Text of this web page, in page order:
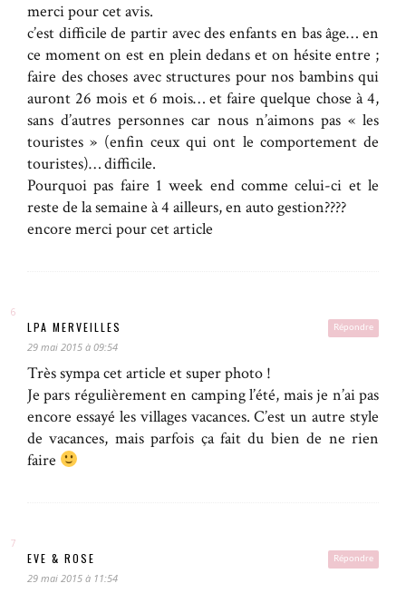
merci pour cet avis.
c’est difficile de partir avec des enfants en bas âge… en
ce moment on est en plein dedans et on hésite entre ;
faire des choses avec structures pour nos bambins qui
auront 26 mois et 6 mois… et faire quelque chose à 4,
sans d’autres personnes car nous n’aimons pas « les
touristes » (enfin ceux qui ont le comportement de
touristes)… difficile.
Pourquoi pas faire 1 week end comme celui-ci et le
reste de la semaine à 4 ailleurs, en auto gestion????
encore merci pour cet article
Répondre
LPA MERVEILLES
29 mai 2015 à 09:54
Très sympa cet article et super photo !
Je pars régulièrement en camping l’été, mais je n’ai pas
encore essayé les villages vacances. C’est un autre style
de vacances, mais parfois ça fait du bien de ne rien
faire
Répondre
EVE & ROSE
29 mai 2015 à 11:54